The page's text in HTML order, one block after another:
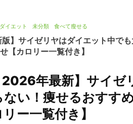
ダイエット 未分類 食べて瘦せる
】サイゼリヤはダイエット中で
【カロリー一覧付き】
年最新】サイゼ
い！痩せるおすす
ー一覧付き】